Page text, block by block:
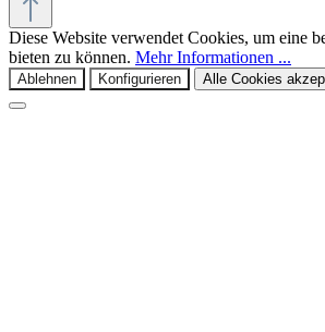
Diese Website verwendet Cookies, um eine
bieten zu können. Mehr Informationen ...
Ablehnen Konfigurieren Alle Cookies